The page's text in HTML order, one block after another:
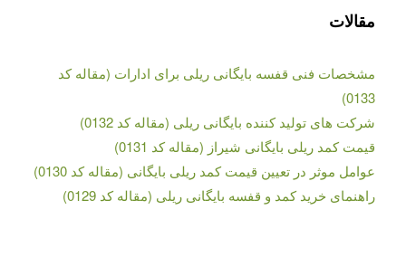
مقالات
مشخصات فنی قفسه بایگانی ریلی برای ادارات (مقاله کد
0133)
شرکت های تولید کننده بایگانی ریلی (مقاله کد 0132)
قیمت کمد ریلی بایگانی شیراز (مقاله کد 0131)
عوامل موثر در تعیین قیمت کمد ریلی بایگانی (مقاله کد 0130)
راهنمای خرید کمد و قفسه بایگانی ریلی (مقاله کد 0129)